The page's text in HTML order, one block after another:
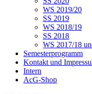
WS 2019/20
SS 2019
WS 2018/19
SS 2018
WS 2017/18
Semesterprogramm
Kontakt und
Intern
AcG-Shop